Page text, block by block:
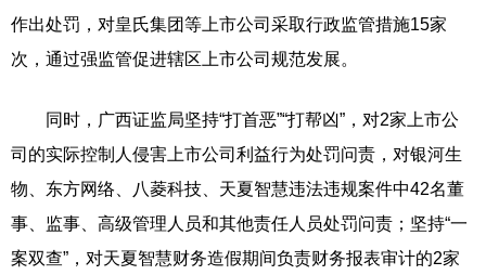
作出处罚，对皇氏集团等上市公司采取行政监管措施15家
次，通过强监管促进辖区上市公司规范发展。
同时，广西证监局坚持“打首恶”“打帮凶”，对2家上市公
司的实际控制人侵害上市公司利益行为处罚问责，对银河生
物、东方网络、八菱科技、天夏智慧违法违规案件中42名董
事、监事、高级管理人员和其他责任人员处罚问责；坚持“一
案双查”，对天夏智慧财务造假期间负责财务报表审计的2家